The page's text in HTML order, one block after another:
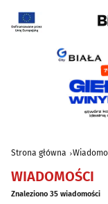
Strona główna
WIADOMOŚCI
Znaleziono 35 wiadomości